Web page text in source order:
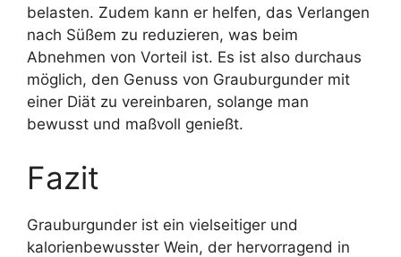
belasten. Zudem kann er helfen, das Verlangen
nach Süßem zu reduzieren, was beim
Abnehmen von Vorteil ist. Es ist also durchaus
möglich, den Genuss von Grauburgunder mit
einer Diät zu vereinbaren, solange man
bewusst und maßvoll genießt.
Fazit
Grauburgunder ist ein vielseitiger und
kalorienbewusster Wein, der hervorragend in